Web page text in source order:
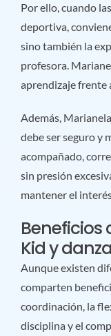
Por ello, cuando
deportiva,
sino también la
profesora.
aprendizaje frente
Además,
debe ser seguro y
acompañado,
sin presión
mantener el
Kid y
Aunque existen
comparten
coordinación, la
disciplina y el